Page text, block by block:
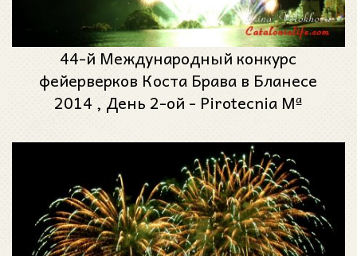
44-й Международный конкурс
фейерверков Коста Брава в Бланесе
2014 , День 2-ой - Pirotecnia Mª